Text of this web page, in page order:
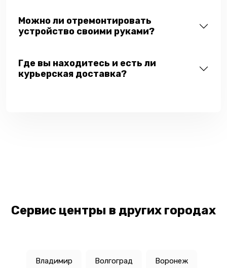
Можно ли отремонтировать
устройство своими руками?
Где вы находитесь и есть ли
курьерская доставка?
Сервис центры в других городах
Владимир Волгоград Воронеж